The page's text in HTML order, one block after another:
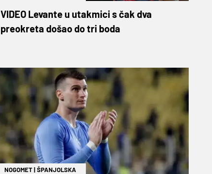
VIDEO Levante u utakmici s čak dva
preokreta došao do tri boda
NOGOMET|ŠPANJOLSKA